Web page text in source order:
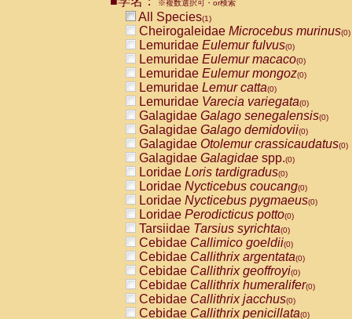
※複数選択可・or検索
All Species(1)
Cheirogaleidae Microcebus murinus(0)
Lemuridae Eulemur fulvus(0)
Lemuridae Eulemur macaco(0)
Lemuridae Eulemur mongoz(0)
Lemuridae Lemur catta(0)
Lemuridae Varecia variegata(0)
Galagidae Galago senegalensis(0)
Galagidae Galago demidovii(0)
Galagidae Otolemur crassicaudatus(0)
Galagidae Galagidae spp.(0)
Loridae Loris tardigradus(0)
Loridae Nycticebus coucang(0)
Loridae Nycticebus pygmaeus(0)
Loridae Perodicticus potto(0)
Tarsiidae Tarsius syrichta(0)
Cebidae Callimico goeldii(0)
Cebidae Callithrix argentata(0)
Cebidae Callithrix geoffroyi(0)
Cebidae Callithrix humeralifer(0)
Cebidae Callithrix jacchus(0)
Cebidae Callithrix penicillata(0)